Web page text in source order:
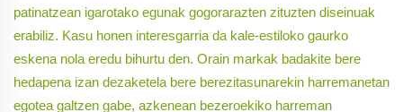
patinatzean igarotako egunak gogorarazten zituzten diseinuak
erabiliz. Kasu honen interesgarria da kale-estiloko gaurko
eskena nola eredu bihurtu den. Orain markak badakite bere
hedapena izan dezaketela bere berezitasunarekin harremanetan
egotea galtzen gabe, azkenean bezeroekiko harreman